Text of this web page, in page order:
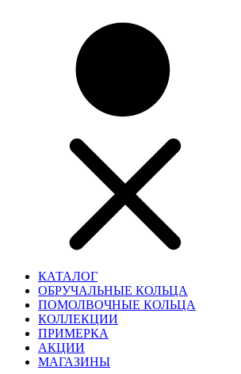
КАТАЛОГ
ОБРУЧАЛЬНЫЕ КОЛЬЦА
ПОМОЛВОЧНЫЕ КОЛЬЦА
КОЛЛЕКЦИИ
ПРИМЕРКА
АКЦИИ
МАГАЗИНЫ